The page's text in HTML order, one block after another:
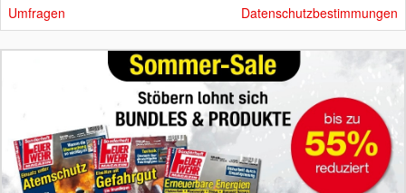
Umfragen Datenschutzbestimmungen